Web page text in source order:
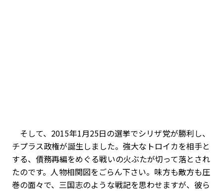
そして、2015年1月25日の選挙でシリザ党が勝利し、
チプラス政権が誕生しました。強大なトロイカを相手と
する、債務再編をめぐる戦いの火ぶたが切って落とされ
たのです。人物相関図をごらん下さい。味方も敵方も圧
巻の面々で、三国志のような戦記を思わせますが、彼ら